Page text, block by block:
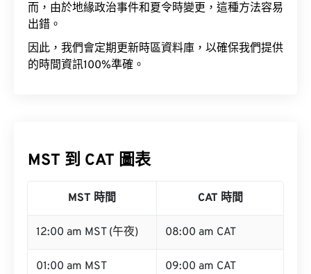
而，由於地緣政治事件和夏令時變更，這種方法容易
出錯。
因此，我們會定期更新時區資料庫，以確保我們提供
的時間資訊100%準確。
MST 到 CAT 圖表
MST 時間 CAT 時間
12:00 am MST (午夜) 08:00 am CAT
01:00 am MST 09:00 am CAT